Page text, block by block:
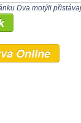
Dva motýli
Online